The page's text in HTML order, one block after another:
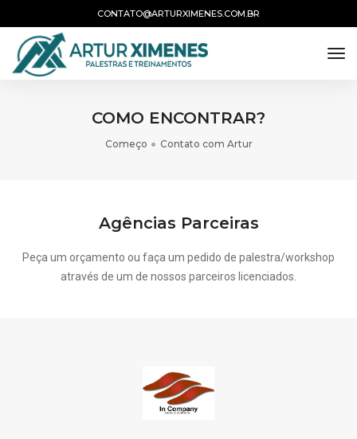
CONTATO@ARTURXIMENES.COM.BR
COMO ENCONTRAR?
Começo Contato com Artur
Agências Parceiras
Peça um orçamento ou faça um pedido de palestra/workshop
através de um de nossos parceiros licenciados.